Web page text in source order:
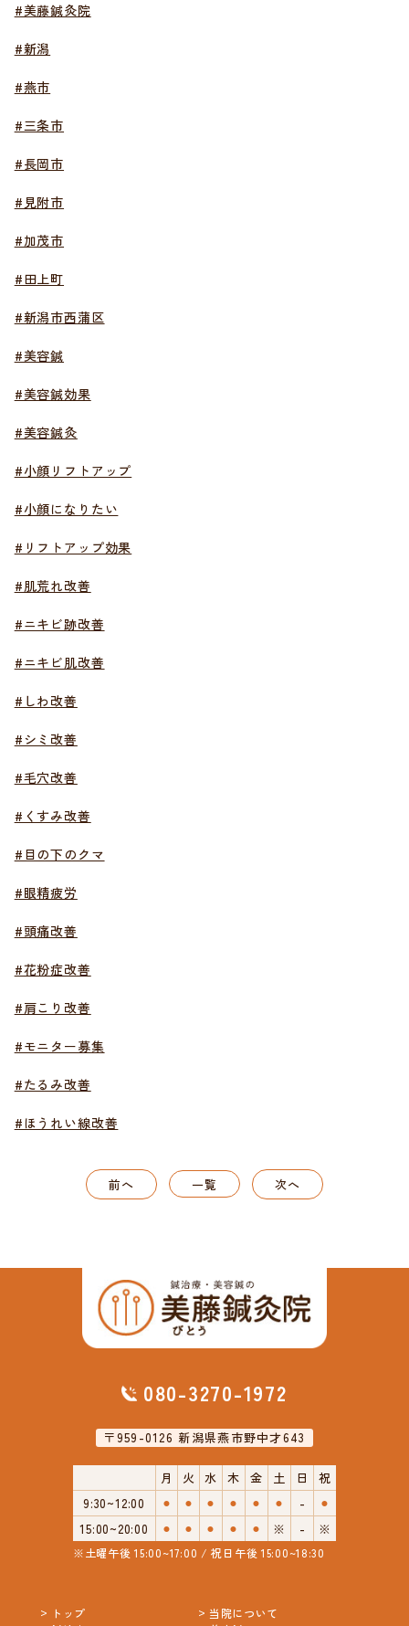
#美藤鍼灸院
#新潟
#燕市
#三条市
#長岡市
#見附市
#加茂市
#田上町
#新潟市西蒲区
#美容鍼
#美容鍼効果
#美容鍼灸
#小顔リフトアップ
#小顔になりたい
#リフトアップ効果
#肌荒れ改善
#ニキビ跡改善
#ニキビ肌改善
#しわ改善
#シミ改善
#毛穴改善
#くすみ改善
#目の下のクマ
#眼精疲労
#頭痛改善
#花粉症改善
#肩こり改善
#モニター募集
#たるみ改善
#ほうれい線改善
前へ 一覧 次へ
080-3270-1972
〒959-0126 新潟県燕市野中才643
月 火 水 木 金 土 日
祝
9:30~12:00
⚫︎ ⚫︎ ⚫︎ ⚫︎ ⚫︎ ⚫︎ -
⚫︎
15:00~20:00
⚫︎ ⚫︎ ⚫︎ ⚫︎ ⚫︎ ※ - ※
※土曜午後 15:00~17:00 / 祝日午後 15:00~18:30
トップ
当院について